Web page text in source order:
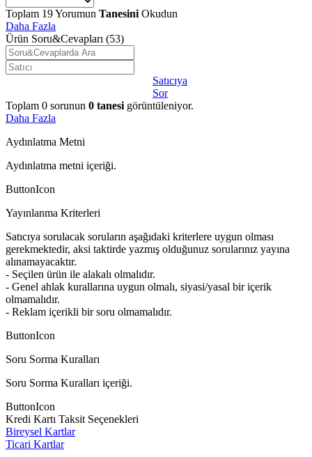
Toplam 19Yorumun Tanesini Okudun
Daha Fazla
Ürün Soru&Cevapları (53)
Satıcıya
Sor
Toplam 0 sorunun 0 tanesi görüntüleniyor.
Daha Fazla
Aydınlatma Metni
Aydınlatma metni içeriği.
ButtonIcon
Yayınlanma Kriterleri
Satıcıya sorulacak soruların aşağıdaki kriterlere uygun olması
gerekmektedir, aksi taktirde yazmış olduğunuz sorularınız yayına
alınamayacaktır.
- Seçilen ürün ile alakalı olmalıdır.
- Genel ahlak kurallarına uygun olmalı, siyasi/yasal bir içerik
olmamalıdır.
- Reklam içerikli bir soru olmamalıdır.
ButtonIcon
Soru Sorma Kuralları
Soru Sorma Kuralları içeriği.
ButtonIcon
Kredi Kartı Taksit Seçenekleri
Bireysel Kartlar
Ticari Kartlar